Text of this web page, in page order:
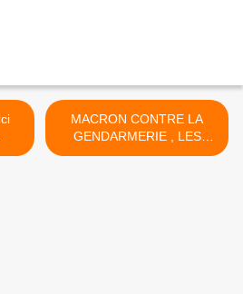
MACRON CONTRE LA
GENDARMERIE , LES
ENSEIGNANTS ET LA